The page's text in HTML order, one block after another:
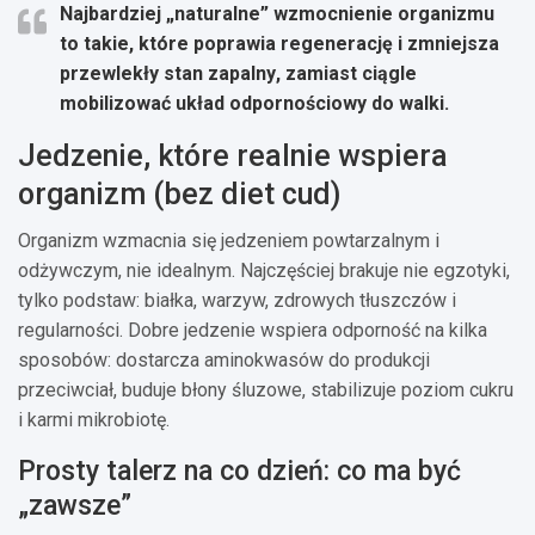
Najbardziej „naturalne” wzmocnienie organizmu
to takie, które poprawia regenerację i zmniejsza
przewlekły stan zapalny, zamiast ciągle
mobilizować układ odpornościowy do walki.
Jedzenie, które realnie wspiera
organizm (bez diet cud)
Organizm wzmacnia się jedzeniem powtarzalnym i
odżywczym, nie idealnym. Najczęściej brakuje nie egzotyki,
tylko podstaw: białka, warzyw, zdrowych tłuszczów i
regularności. Dobre jedzenie wspiera odporność na kilka
sposobów: dostarcza aminokwasów do produkcji
przeciwciał, buduje błony śluzowe, stabilizuje poziom cukru
i karmi mikrobiotę.
Prosty talerz na co dzień: co ma być
„zawsze”